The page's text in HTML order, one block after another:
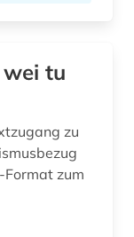
tu
zu
Format zum